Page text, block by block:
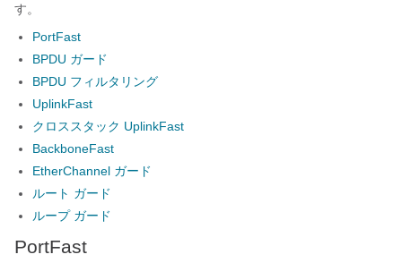
す。
PortFast
BPDU ガード
BPDU フィルタリング
UplinkFast
クロススタック UplinkFast
BackboneFast
EtherChannel ガード
ルート ガード
ループ ガード
PortFast